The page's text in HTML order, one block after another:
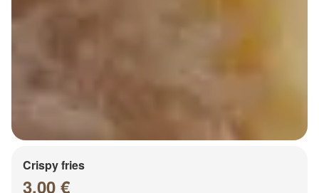
Crispy fries
3.00 €